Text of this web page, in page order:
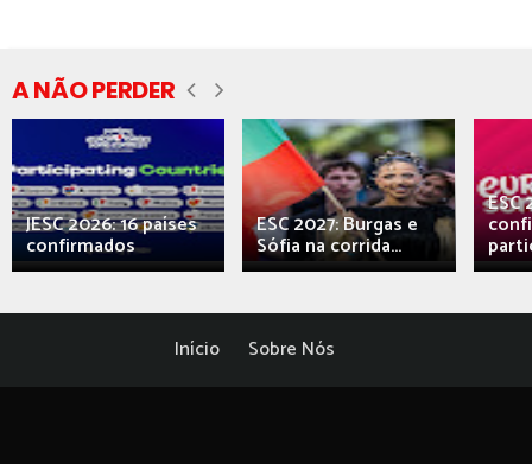
A NÃO PERDER
JESC 2026: 16 países
confirmados
ESC 2027: Burgas e
Sófia na corrida...
ESC
Início Sobre Nós